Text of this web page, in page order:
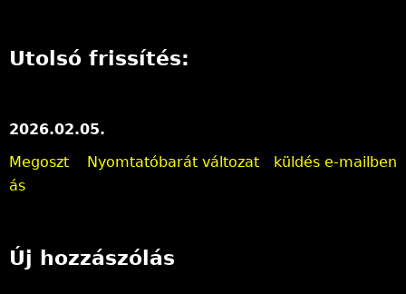
Utolsó frissítés:
2026.02.05.
Nyomtatóbarát változat
küldés e-mailben
Megoszt
ás
Új hozzászólás